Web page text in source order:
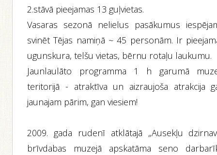
2.stāvā pieejamas 13 guļvietas.
Vasaras sezonā nelielus pasākumus
svinēt Tējas namiņā ~ 45 personām. Ir
ugunskura, telšu vietas, bērnu rotaļu laukumu.
Jaunlaulāto programma 1 h garumā
teritorijā - atraktīva un aizraujoša atrakcija
jaunajam pārim, gan viesiem!
2009. gada rudenī atklātajā „Ausekļu
brīvdabas muzejā apskatāma seno